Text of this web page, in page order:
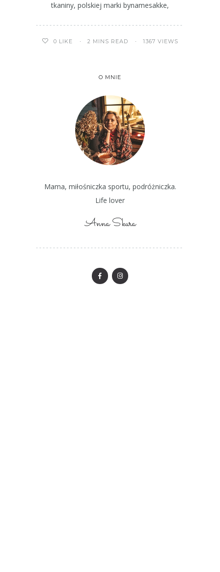
tkaniny, polskiej marki bynamesakke,
0 LIKE 2 MINS READ 1367 VIEWS
O MNIE
Mama, miłośniczka sportu, podróżniczka.
Life lover
Anna Skura